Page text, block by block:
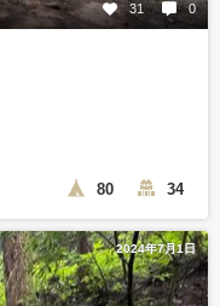
31 0
80 34
2024年7月1日